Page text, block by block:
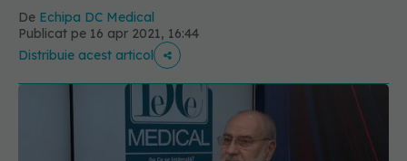
De Echipa DC Medical
Publicat pe 16 apr 2021, 16:44
Distribuie acest articol